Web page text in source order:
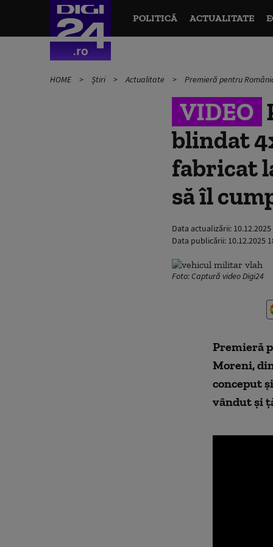
POLITICĂ ACTUALITATE
HOME Știri Actualitate Premieră pentru
VIDEO
blindat
fabricat
să îl
Data actualizării:
Data publicării: 10.12.2025
Foto: Captură video Digi24
Premieră
Moreni,
conceput
vândut și